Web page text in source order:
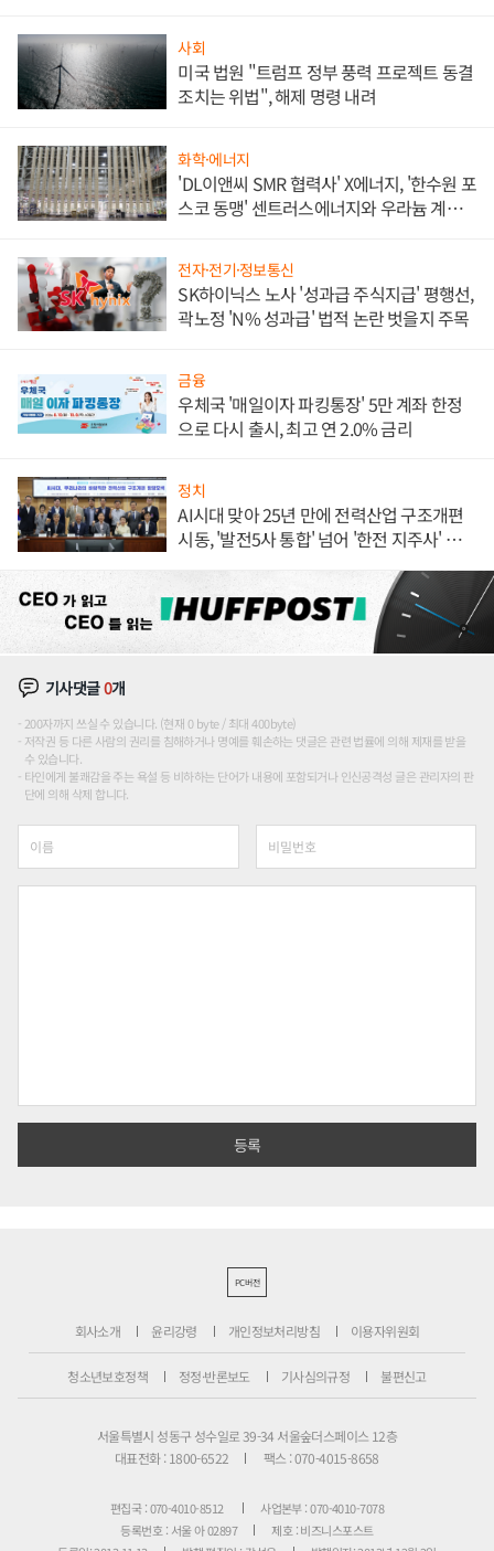
사회
미국 법원 "트럼프 정부 풍력 프로젝트 동결
조치는 위법", 해제 명령 내려
화학·에너지
'DL이앤씨 SMR 협력사' X에너지, '한수원 포
스코 동맹' 센트러스에너지와 우라늄 계약
전자·전기·정보통신
SK하이닉스 노사 '성과급 주식지급' 평행선,
곽노정 'N% 성과급' 법적 논란 벗을지 주목
금융
우체국 '매일이자 파킹통장' 5만 계좌 한정
으로 다시 출시, 최고 연 2.0% 금리
정치
AI시대 맞아 25년 만에 전력산업 구조개편
시동, '발전5사 통합' 넘어 '한전 지주사' 재편
기사댓글0개
200자까지 쓰실 수 있습니다. (현재 0 byte / 최대 400byte)
저작권 등 다른 사람의 권리를 침해하거나 명예를 훼손하는 댓글은 관련 법률에 의해 제재를 받을
수 있습니다.
타인에게 불쾌감을 주는 욕설 등 비하하는 단어가 내용에 포함되거나 인신공격성 글은 관리자의 판
단에 의해 삭제 합니다.
PC버전
회사소개 윤리강령 개인정보처리방침 이용자위원회
청소년보호정책 정정·반론보도 기사심의규정 불편신고
서울특별시 성동구 성수일로 39-34 서울숲더스페이스 12층
대표전화 : 1800-6522
팩스 : 070-4015-8658
편집국 : 070-4010-8512
사업본부 : 070-4010-7078
등록번호 : 서울 아 02897
제호 : 비즈니스포스트